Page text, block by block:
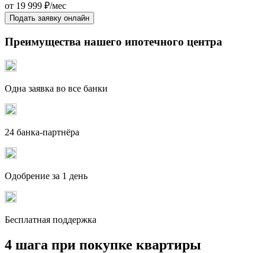
от 19 999 ₽/мес
Подать заявку онлайн
Преимущества нашего ипотечного центра
Одна заявка во все банки
24 банка-партнёра
Одобрение за 1 день
Бесплатная поддержка
4 шага при покупке квартиры